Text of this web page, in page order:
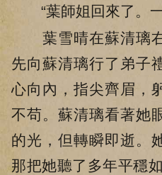
“葉師姐回來了。一
葉雪晴在蘇清璃右
先向蘇清璃行了弟
心向內，指尖齊眉，
不苟。蘇清璃看著她
的光，但轉瞬即逝。
那把她聽了多年平穩